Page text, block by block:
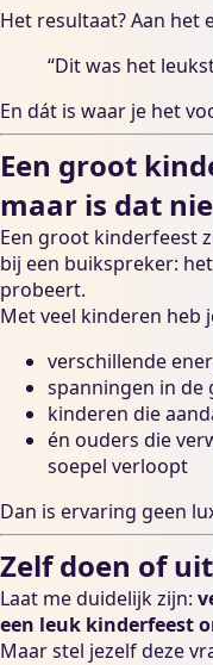
Het resultaat? Aan het
“Dit was het
En dát is waar je het
Een groot
maar is dat
Een groot kinderfeest
bij een buikspreker:
probeert.
Met veel kinderen heb
verschillende
spanningen in de
kinderen die
én ouders die
soepel verloopt
Dan is ervaring geen
Zelf doen of
Laat me duidelijk zijn:
een leuk kinderfeest
Maar stel jezelf deze